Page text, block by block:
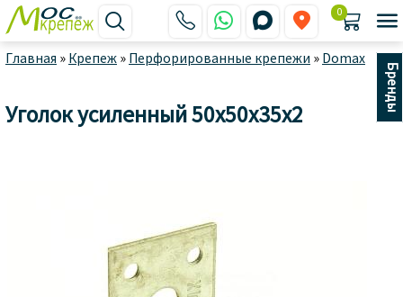
    
0 
Главная » Крепеж » Перфорированные крепежи » Domax
Бренды
Уголок усиленный 50x50x35x2